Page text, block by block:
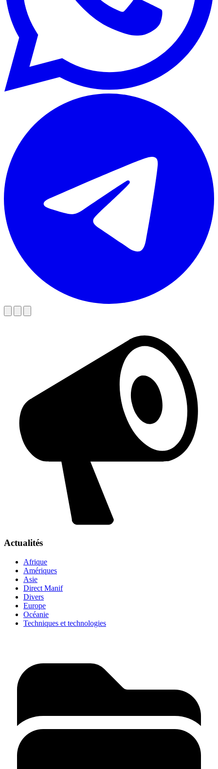
Actualités
Afrique
Amériques
Asie
Direct Manif
Divers
Europe
Océanie
Techniques et technologies